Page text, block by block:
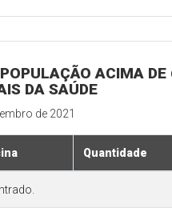
ACIMA DE
DA SAÚDE
de 2021
Quantidade